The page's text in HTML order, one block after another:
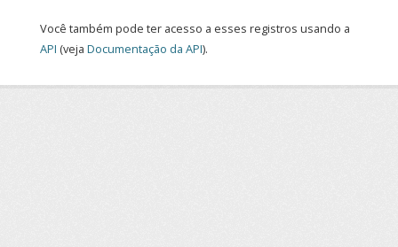
Você também pode ter acesso a esses registros usando a
API (veja Documentação da API).